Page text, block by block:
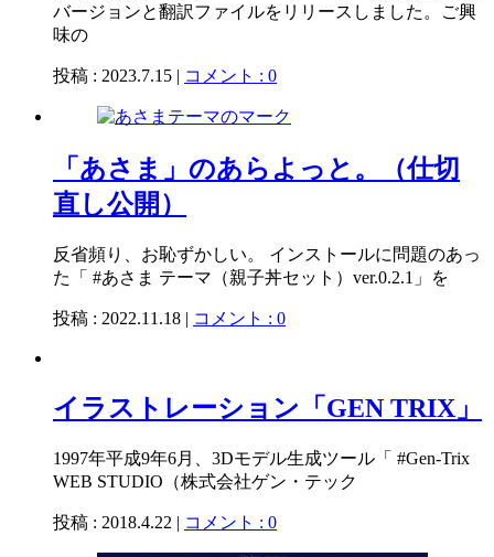
バージョンと翻訳ファイルをリリースしました。ご興
味の
投稿 : 2023.7.15 | コメント : 0
「あさま」のあらよっと。（仕切
直し公開）
反省頻り、お恥ずかしい。 インストールに問題のあっ
た「 #あさま テーマ（親子丼セット）ver.0.2.1」を
投稿 : 2022.11.18 | コメント : 0
イラストレーション「GEN TRIX」
1997年平成9年6月、3Dモデル生成ツール「 #Gen-Trix
WEB STUDIO（株式会社ゲン・テック
投稿 : 2018.4.22 | コメント : 0